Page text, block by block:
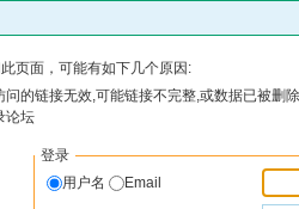
页面，可能有如下几个原因:
的链接无效,可能链接不完整,或数据已被删
论坛
登录
用户名
Email